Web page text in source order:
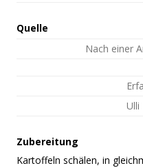
Quelle
Nach einer
Ulli
Zubereitung
Kartoffeln schälen, in